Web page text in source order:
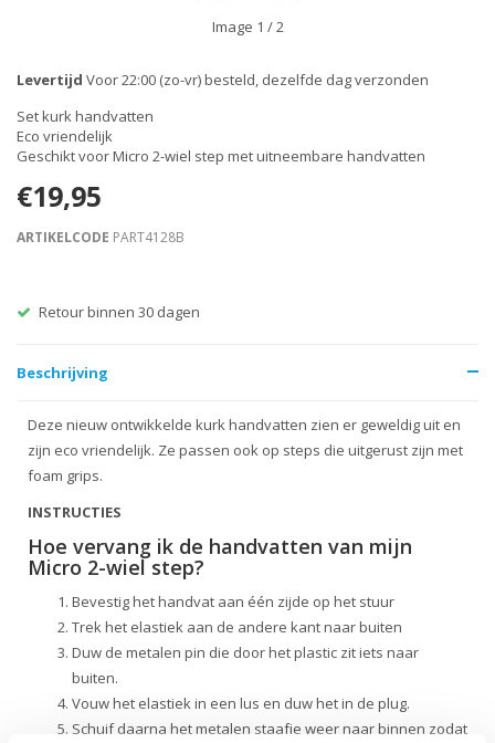
Image 1 / 2
Levertijd Voor 22:00 (zo-vr) besteld, dezelfde dag verzonden
Set kurk handvatten
Eco vriendelijk
Geschikt voor Micro 2-wiel step met uitneembare handvatten
€19,95
ARTIKELCODE PART4128B
Retour binnen 30 dagen
Beschrijving
Deze nieuw ontwikkelde kurk handvatten zien er geweldig uit en
zijn eco vriendelijk. Ze passen ook op steps die uitgerust zijn met
foam grips.
INSTRUCTIES
Hoe vervang ik de handvatten van mijn
Micro 2-wiel step?
Bevestig het handvat aan één zijde op het stuur
Trek het elastiek aan de andere kant naar buiten
Duw de metalen pin die door het plastic zit iets naar
buiten.
Vouw het elastiek in een lus en duw het in de plug.
Schuif daarna het metalen staafje weer naar binnen zodat